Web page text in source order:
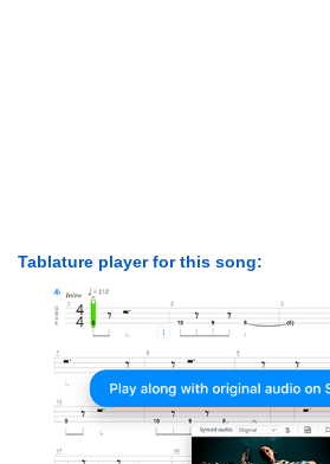
Tablature player for this song: